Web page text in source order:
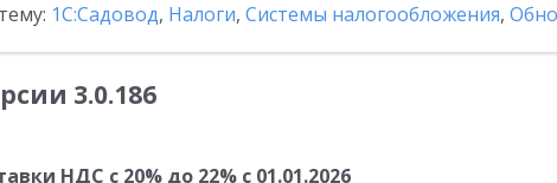
1С:Садовод, Налоги, Системы налогообложения,
3.0.186
НДС с 20% до 22% с 01.01.2026